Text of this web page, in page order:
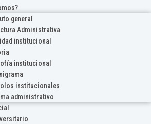
general
Administrativa
institucional
institucional
institucionales
administrativo